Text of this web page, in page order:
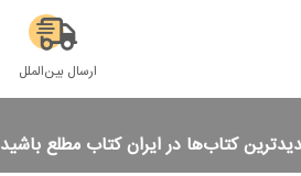
ارسال بین‌الملل
کتاب‌ها در ایران کتاب مطلع باشید